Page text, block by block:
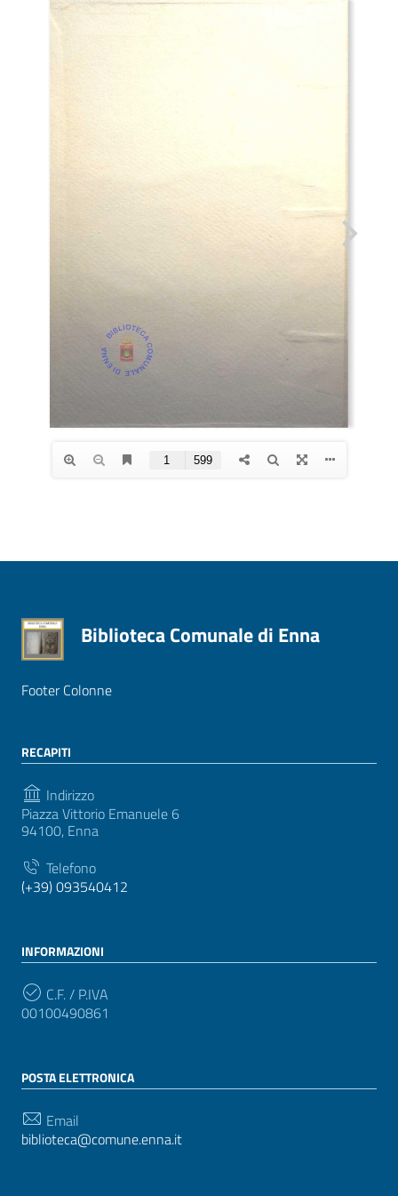
Biblioteca Comunale di Enna
Footer Colonne
RECAPITI
Indirizzo
Piazza Vittorio Emanuele 6
94100, Enna
Telefono
(+39) 093540412
INFORMAZIONI
C.F. / P.IVA
00100490861
POSTA ELETTRONICA
Email
biblioteca@comune.enna.it